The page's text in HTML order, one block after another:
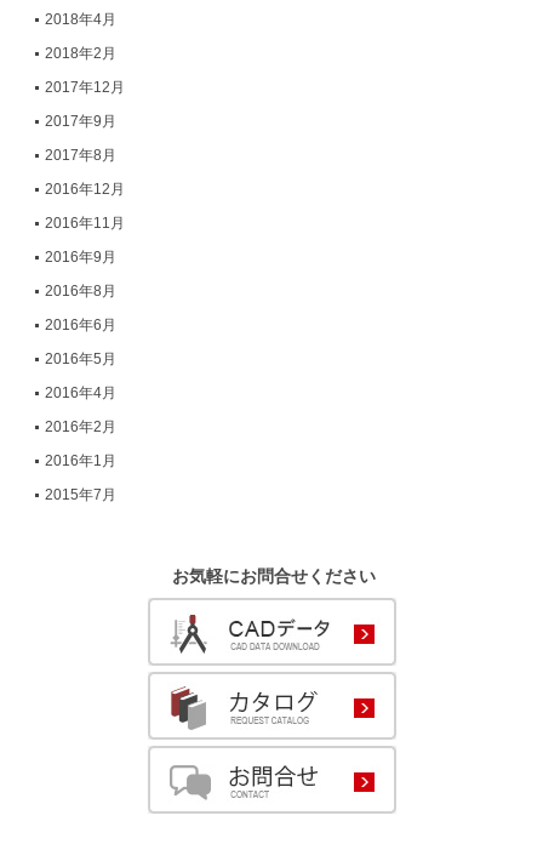
2018年4月
2018年2月
2017年12月
2017年9月
2017年8月
2016年12月
2016年11月
2016年9月
2016年8月
2016年6月
2016年5月
2016年4月
2016年2月
2016年1月
2015年7月
お気軽にお問合せください